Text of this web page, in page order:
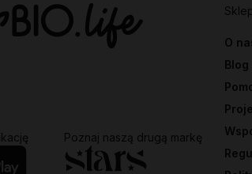
O
Blog
Poznaj naszą drugą markę